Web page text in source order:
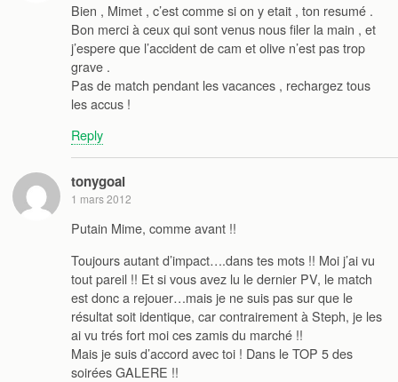
Bien , Mimet , c’est comme si on y etait , ton resumé .
Bon merci à ceux qui sont venus nous filer la main , et
j’espere que l’accident de cam et olive n’est pas trop
grave .
Pas de match pendant les vacances , rechargez tous
les accus !
Reply
tonygoal
1 mars 2012
Putain Mime, comme avant !!
Toujours autant d’impact….dans tes mots !! Moi j’ai vu
tout pareil !! Et si vous avez lu le dernier PV, le match
est donc a rejouer…mais je ne suis pas sur que le
résultat soit identique, car contrairement à Steph, je les
ai vu trés fort moi ces zamis du marché !!
Mais je suis d’accord avec toi ! Dans le TOP 5 des
soirées GALERE !!